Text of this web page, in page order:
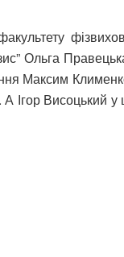
Ольга
Максим
Ігор Висоцький у